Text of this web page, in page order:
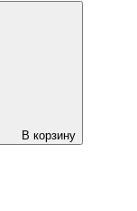
В корзину